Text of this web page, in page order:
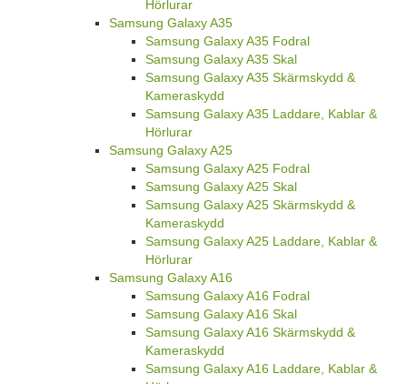
Hörlurar
Samsung Galaxy A35
Samsung Galaxy A35 Fodral
Samsung Galaxy A35 Skal
Samsung Galaxy A35 Skärmskydd &
Kameraskydd
Samsung Galaxy A35 Laddare, Kablar &
Hörlurar
Samsung Galaxy A25
Samsung Galaxy A25 Fodral
Samsung Galaxy A25 Skal
Samsung Galaxy A25 Skärmskydd &
Kameraskydd
Samsung Galaxy A25 Laddare, Kablar &
Hörlurar
Samsung Galaxy A16
Samsung Galaxy A16 Fodral
Samsung Galaxy A16 Skal
Samsung Galaxy A16 Skärmskydd &
Kameraskydd
Samsung Galaxy A16 Laddare, Kablar &